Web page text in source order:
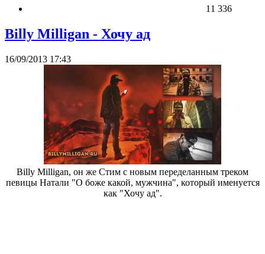
11 336
Billy Milligan - Хочу ад
16/09/2013 17:43
Billy Milligan, он же Стим с новым переделанным треком
певицы Натали "О боже какой, мужчина", который именуется
как "Хочу ад".